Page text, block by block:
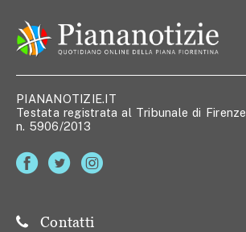
PIANANOTIZIE.IT
Testata registrata al Tribunale di Firenze,
n. 5906/2013
Contatti